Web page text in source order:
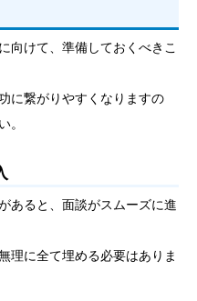
向けて、準備しておくべきこ
に繋がりやすくなりますの
。
あると、面談がスムーズに進
理に全て埋める必要はありま